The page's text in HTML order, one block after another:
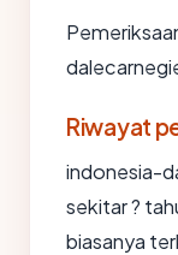
Riwayat
indonesia-
sekitar ?
biasanya